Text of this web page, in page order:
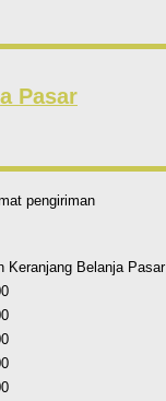
Pasar
pengiriman
Keranjang Belanja Pasar